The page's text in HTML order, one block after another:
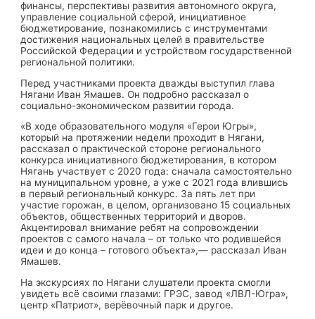
финансы, перспективы развития автономного округа,
управление социальной сферой, инициативное
бюджетирование, познакомились с инструментами
достижения национальных целей в правительстве
Российской Федерации и устройством государственной
региональной политики.
Перед участниками проекта дважды выступил глава
Нягани Иван Ямашев. Он подробно рассказал о
социально-экономическом развитии города.
«В ходе образовательного модуля «Герои Югры»,
который на протяжении недели проходит в Нягани,
рассказал о практической стороне регионального
конкурса инициативного бюджетирования, в котором
Нягань участвует с 2020 года: сначала самостоятельно
на муниципальном уровне, а уже с 2021 года влившись
в первый региональный конкурс. За пять лет при
участие горожан, в целом, организовано 15 социальных
объектов, общественных территорий и дворов.
Акцентировал внимание ребят на сопровождении
проектов с самого начала – от только что родившейся
идеи и до конца – готового объекта»,— рассказал Иван
Ямашев.
На экскурсиях по Нягани слушатели проекта смогли
увидеть всё своими глазами: ГРЭС, завод «ЛВЛ-Югра»,
центр «Патриот», верёвочный парк и другое.